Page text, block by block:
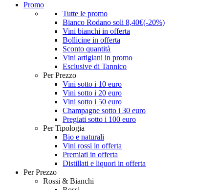
Promo
Tutte le promo
Bianco Rodano soli 8,40€(-20%)
Vini bianchi in offerta
Bollicine in offerta
Sconto quantità
Vini artigiani in promo
Esclusive di Tannico
Per Prezzo
Vini sotto i 10 euro
Vini sotto i 20 euro
Vini sotto i 50 euro
Champagne sotto i 30 euro
Pregiati sotto i 100 euro
Per Tipologia
Bio e naturali
Vini rossi in offerta
Premiati in offerta
Distillati e liquori in offerta
Per Prezzo
Rossi & Bianchi